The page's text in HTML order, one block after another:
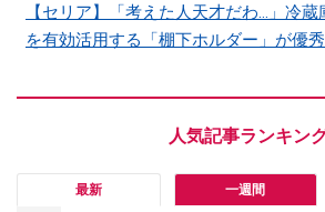
【セリア】「考えた人天才だわ…」冷
を有効活用する「棚下ホルダー」が優秀
最新 一週間